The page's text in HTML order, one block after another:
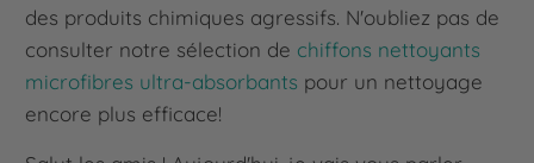
des produits chimiques agressifs. N'oubliez pas de
consulter notre sélection de chiffons nettoyants
microfibres ultra-absorbants pour un nettoyage
encore plus efficace!